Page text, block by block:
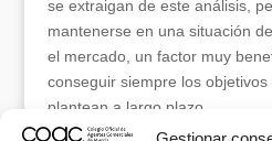
se extraigan de este análisis,
mantenerse en una situación
el mercado, un factor muy
conseguir siempre los
plantean a largo plazo.